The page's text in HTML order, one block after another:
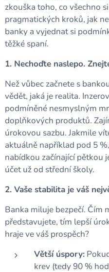
zkouška toho, co všechno
pragmatických kroků, jak
banky a vyjednat si
těžké spaní.
1. Nechoďte naslepo.
Než vůbec začnete s
vědět, jaká je realita.
podmíněné nesmyslným
doplňkových produktů.
úrokovou sazbu. Jakmile
aktuálně například pod 5
nabídkou začínající pětkou
účet už od střední školy.
2. Vaše stabilita je váš
Banka miluje bezpečí. Čím
představujete, tím lepší
hraje ve váš prospěch?
Větší úspory:
krev (tedy 90 %